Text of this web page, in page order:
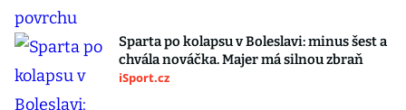
Sparta po kolapsu v Boleslavi: minus šest a
chvála nováčka. Majer má silnou zbraň
iSport.cz